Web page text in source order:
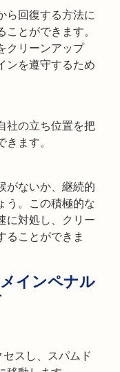
ら回復する方法に
とができます。
クリーンアップ
ンを遵守するため
社の立ち位置を把
ます。
がないか、継続的
う。この積極的な
に対処し、クリー
ることができま
インペナル
スし、スパムド